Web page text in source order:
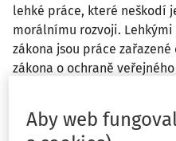
lehké práce, které neškodí
morálnímu rozvoji.
zákona jsou práce
zákona o ochraně
jiným právním předpisem.“
praxi, si objasníme v
Aby web